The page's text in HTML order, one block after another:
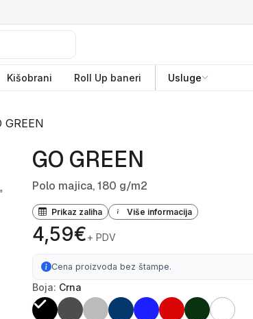
Kišobrani Roll Up baneri Usluge
GREEN
GO GREEN
Polo majica, 180 g/m2
Prikaz zaliha Više informacija
4,59€+ PDV
Cena proizvoda bez štampe.
Boja: Crna